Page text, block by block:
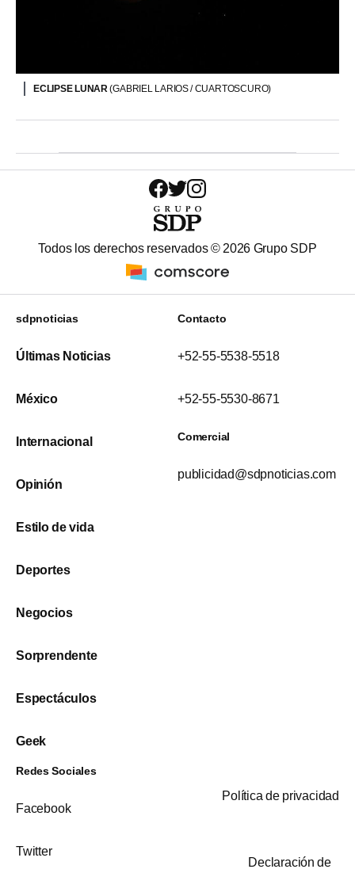
ECLIPSE LUNAR(GABRIEL LARIOS / CUARTOSCURO)
Todos los derechos reservados © 2026 Grupo SDP
sdpnoticias
Últimas Noticias
México
Internacional
Opinión
Estilo de vida
Deportes
Negocios
Sorprendente
Espectáculos
Geek
Contacto
+52-55-5538-5518
+52-55-5530-8671
Comercial
publicidad@sdpnoticias.com
Redes Sociales
Facebook
Twitter
Política de privacidad
Declaración de